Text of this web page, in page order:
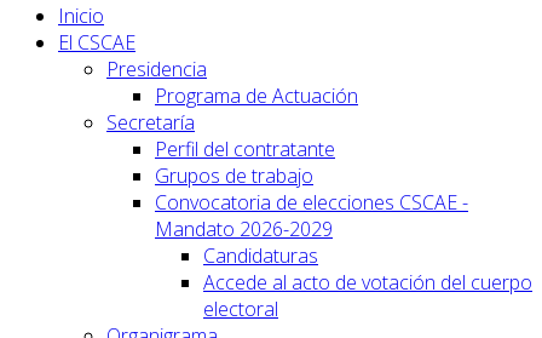
Inicio
El CSCAE
Presidencia
Programa de Actuación
Secretaría
Perfil del contratante
Grupos de trabajo
Convocatoria de elecciones CSCAE -
Mandato 2026-2029
Candidaturas
Accede al acto de votación del cuerpo
electoral